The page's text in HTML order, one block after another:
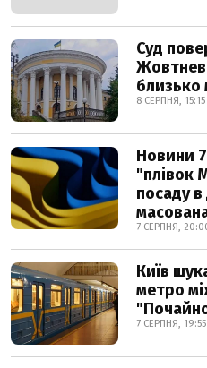
Суд
близько
8 СЕРПНЯ, 15:15
Новини
"плівок
посаду
7 СЕРПНЯ,
Київ
метро
7 СЕРПНЯ, 19:55